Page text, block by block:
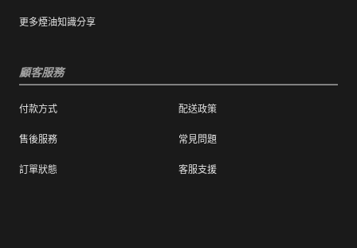
更多煙油知識分享
顧客服務
付款方式 配送政策
售後服務 常見問題
訂單狀態 客服支援